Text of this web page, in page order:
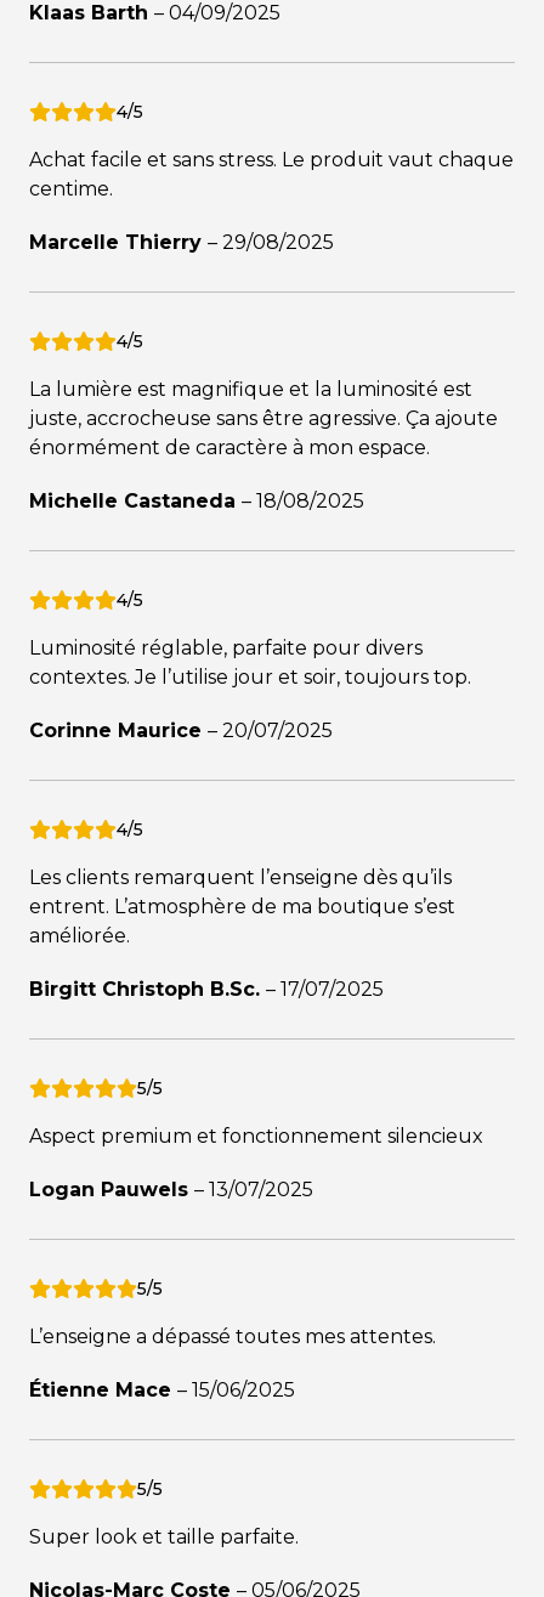
Klaas Barth – 04/09/2025
4/5
Achat facile et sans stress. Le produit vaut chaque
centime.
Marcelle Thierry – 29/08/2025
4/5
La lumière est magnifique et la luminosité est
juste, accrocheuse sans être agressive. Ça ajoute
énormément de caractère à mon espace.
Michelle Castaneda – 18/08/2025
4/5
Luminosité réglable, parfaite pour divers
contextes. Je l’utilise jour et soir, toujours top.
Corinne Maurice – 20/07/2025
4/5
Les clients remarquent l’enseigne dès qu’ils
entrent. L’atmosphère de ma boutique s’est
améliorée.
Birgitt Christoph B.Sc. – 17/07/2025
5/5
Aspect premium et fonctionnement silencieux
Logan Pauwels – 13/07/2025
5/5
L’enseigne a dépassé toutes mes attentes.
Étienne Mace – 15/06/2025
5/5
Super look et taille parfaite.
Nicolas-Marc Coste – 05/06/2025